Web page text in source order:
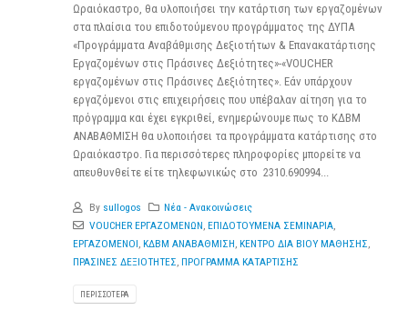
Ωραιόκαστρο, θα υλοποιήσει την κατάρτιση των εργαζομένων
στα πλαίσια του επιδοτούμενου προγράμματος της ΔΥΠΑ
«Προγράμματα Αναβάθμισης Δεξιοτήτων & Επανακατάρτισης
Εργαζομένων στις Πράσινες Δεξιότητες»-«VOUCHER
εργαζομένων στις Πράσινες Δεξιότητες». Εάν υπάρχουν
εργαζόμενοι στις επιχειρήσεις που υπέβαλαν αίτηση για το
πρόγραμμα και έχει εγκριθεί, ενημερώνουμε πως το ΚΔΒΜ
ΑΝΑΒΑΘΜΙΣΗ θα υλοποιήσει τα προγράμματα κατάρτισης στο
Ωραιόκαστρο. Για περισσότερες πληροφορίες μπορείτε να
απευθυνθείτε είτε τηλεφωνικώς στο 2310.690994...
By sullogos
Νέα - Ανακοινώσεις
VOUCHER ΕΡΓΑΖΟΜΕΝΩΝ, ΕΠΙΔΟΤΟΥΜΕΝΑ ΣΕΜΙΝΑΡΙΑ,
ΕΡΓΑΖΟΜΕΝΟΙ, ΚΔΒΜ ΑΝΑΒΑΘΜΙΣΗ, ΚΕΝΤΡΟ ΔΙΑ ΒΙΟΥ ΜΑΘΗΣΗΣ,
ΠΡΑΣΙΝΕΣ ΔΕΞΙΟΤΗΤΕΣ, ΠΡΟΓΡΑΜΜΑ ΚΑΤΑΡΤΙΣΗΣ
ΠΕΡΙΣΣΌΤΕΡΑ